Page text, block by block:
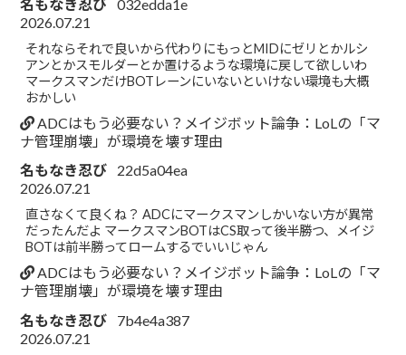
名もなき忍び 032edda1e
2026.07.21
それならそれで良いから代わりにもっとMIDにゼリとかルシ
アンとかスモルダーとか置けるような環境に戻して欲しいわ
マークスマンだけBOTレーンにいないといけない環境も大概
おかしい
ADCはもう必要ない？メイジボット論争：LoLの「マ
ナ管理崩壊」が環境を壊す理由
名もなき忍び
22d5a04ea
2026.07.21
直さなくて良くね？ ADCにマークスマンしかいない方が異常
だったんだよ マークスマンBOTはCS取って後半勝つ、メイジ
BOTは前半勝ってロームするでいいじゃん
ADCはもう必要ない？メイジボット論争：LoLの「マ
ナ管理崩壊」が環境を壊す理由
名もなき忍び
7b4e4a387
2026.07.21